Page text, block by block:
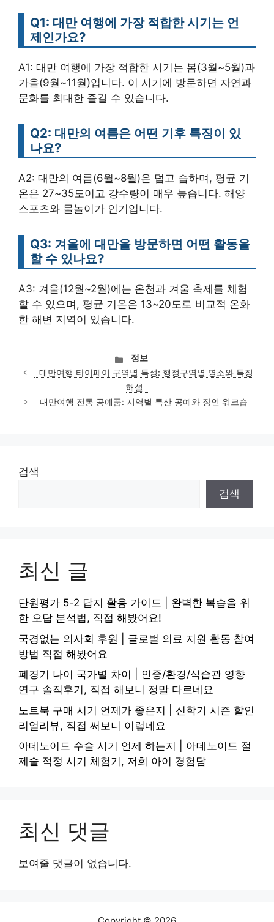
Q1: 대만 여행에 가장 적합한 시기는 언
제인가요?
A1: 대만 여행에 가장 적합한 시기는 봄(3월~5월)과
가을(9월~11월)입니다. 이 시기에 방문하면 자연과
문화를 최대한 즐길 수 있습니다.
Q2: 대만의 여름은 어떤 기후 특징이 있
나요?
A2: 대만의 여름(6월~8월)은 덥고 습하며, 평균 기
온은 27~35도이고 강수량이 매우 높습니다. 해양
스포츠와 물놀이가 인기입니다.
Q3: 겨울에 대만을 방문하면 어떤 활동을
할 수 있나요?
A3: 겨울(12월~2월)에는 온천과 겨울 축제를 체험
할 수 있으며, 평균 기온은 13~20도로 비교적 온화
한 해변 지역이 있습니다.
카
테
고
리
정보
대만여행 타이페이 구역별 특성: 행정구역별 명소와 특징
해설
대만여행 전통 공예품: 지역별 특산 공예와 장인 워크숍
검색
검색
최신 글
단원평가 5-2 답지 활용 가이드 | 완벽한 복습을 위
한 오답 분석법, 직접 해봤어요!
국경없는 의사회 후원 | 글로벌 의료 지원 활동 참여
방법 직접 해봤어요
폐경기 나이 국가별 차이 | 인종/환경/식습관 영향
연구 솔직후기, 직접 해보니 정말 다르네요
노트북 구매 시기 언제가 좋은지 | 신학기 시즌 할인
리얼리뷰, 직접 써보니 이렇네요
아데노이드 수술 시기 언제 하는지 | 아데노이드 절
제술 적정 시기 체험기, 저희 아이 경험담
최신 댓글
보여줄 댓글이 없습니다.